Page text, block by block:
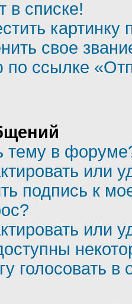
в списке!
свое
ссылке
тему в
или
подпись к
или
голосовать в